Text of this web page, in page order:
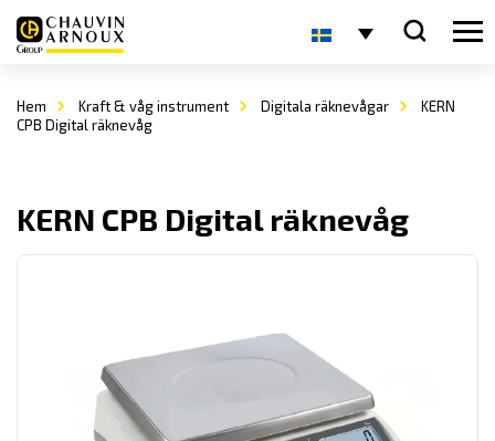
Hem Kraft & våg instrument Digitala räknevågar
KERN
CPB Digital räknevåg
KERN CPB Digital räknevåg